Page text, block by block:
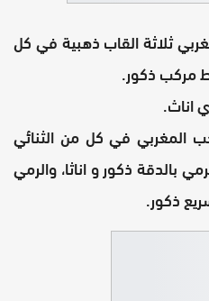
ثلاثة القاب ذهبية في كل
مركب ذكور.
اناث.
المغربي في كل من الثنائي
بالدقة ذكور و اناثا، والرمي
ذكور.